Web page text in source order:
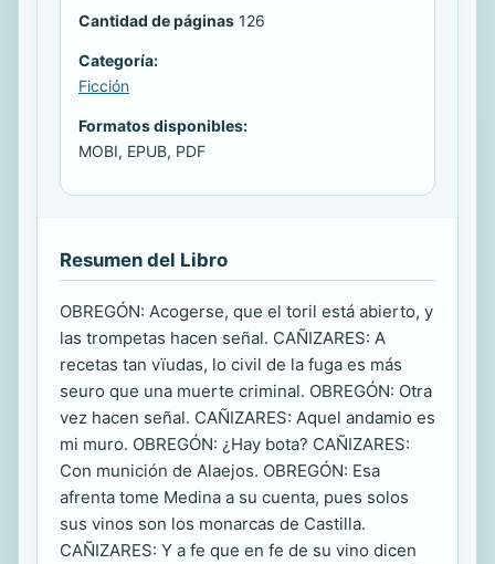
Cantidad de páginas 126
Categoría:
Ficción
Formatos disponibles:
MOBI, EPUB, PDF
Resumen del Libro
OBREGÓN: Acogerse, que el toril está abierto, y
las trompetas hacen señal. CAÑIZARES: A
recetas tan vïudas, lo civil de la fuga es más
seuro que una muerte criminal. OBREGÓN: Otra
vez hacen señal. CAÑIZARES: Aquel andamio es
mi muro. OBREGÓN: ¿Hay bota? CAÑIZARES:
Con munición de Alaejos. OBREGÓN: Esa
afrenta tome Medina a su cuenta, pues solos
sus vinos son los monarcas de Castilla.
CAÑIZARES: Y a fe que en fe de su vino dicen